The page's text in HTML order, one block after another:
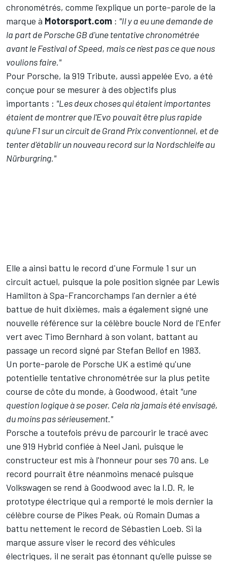
chronométrés, comme l'explique un porte-parole de la
marque à Motorsport.com : "Il y a eu une demande de
la part de Porsche GB d'une tentative chronométrée
avant le Festival of Speed, mais ce n'est pas ce que nous
voulions faire."
Pour Porsche, la 919 Tribute, aussi appelée Evo, a été
conçue pour se mesurer à des objectifs plus
importants : "Les deux choses qui étaient importantes
étaient de montrer que l'Evo pouvait être plus rapide
qu'une F1 sur un circuit de Grand Prix conventionnel, et de
tenter d'établir un nouveau record sur la Nordschleife au
Nürburgring."
Elle a ainsi battu le record d'une Formule 1 sur un
circuit actuel, puisque la pole position signée par Lewis
Hamilton à Spa-Francorchamps l'an dernier a été
battue de huit dixièmes, mais a également signé une
nouvelle référence sur la célèbre boucle Nord de l'Enfer
vert avec Timo Bernhard à son volant, battant au
passage un record signé par Stefan Bellof en 1983.
Un porte-parole de Porsche UK a estimé qu'une
potentielle tentative chronométrée sur la plus petite
course de côte du monde, à Goodwood, était "une
question logique à se poser. Cela n'a jamais été envisagé,
du moins pas sérieusement."
Porsche a toutefois prévu de parcourir le tracé avec
une 919 Hybrid confiée à Neel Jani, puisque le
constructeur est mis à l'honneur pour ses 70 ans. Le
record pourrait être néanmoins menacé puisque
Volkswagen se rend à Goodwood avec la I.D. R, le
prototype électrique qui a remporté le mois dernier la
célèbre course de Pikes Peak, où Romain Dumas a
battu nettement le record de Sébastien Loeb. Si la
marque assure viser le record des véhicules
électriques, il ne serait pas étonnant qu'elle puisse se